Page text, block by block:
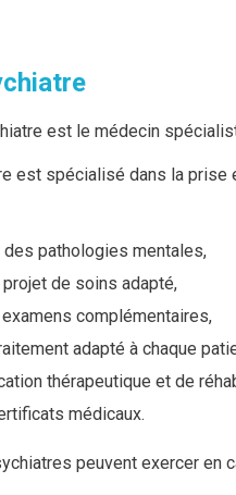
est le médecin
est spécialisé dans la
pathologies mentales,
de soins adapté,
complémentaires,
adapté à chaque
thérapeutique et de
médicaux.
peuvent exercer en